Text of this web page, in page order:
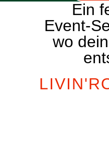
Ein
Event-
wo